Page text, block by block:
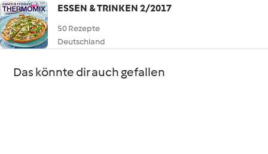
ESSEN & TRINKEN 2/2017
50 Rezepte
Deutschland
Das könnte dir auch gefallen